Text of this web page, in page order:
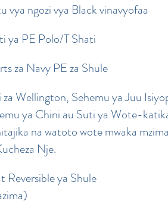
vya ngozi vya Black vinavyofaa
ya PE Polo/T Shati
za Navy PE za Shule
Wellington, Sehemu ya Juu
ya Chini au Suti ya Wote-
na watoto wote mwaka
Nje.
Reversible ya Shule